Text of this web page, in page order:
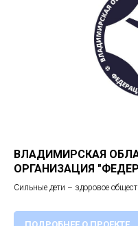
ВЛАДИМИРСКАЯ
ОРГАНИЗАЦИЯ
Сильные дети – здоровое